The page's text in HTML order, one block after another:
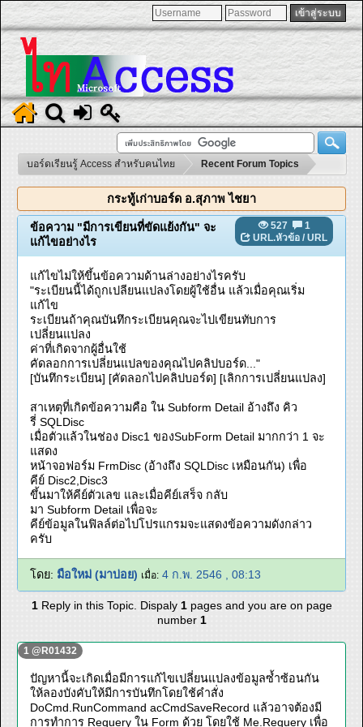
บอร์ดเรียนรู้ Access สำหรับคนไทย Recent Forum Topics
กระทู้เก่าบอร์ด อ.สุภาพ ไชยา
527
1
URL.หัวข้อ / URL
ข้อความ "มีการเขียนที่ขัดแย้งกัน" จะ
แก้ไขอย่างไร
แก้ไขไม่ให้ขึ้นข้อความด้านล่างอย่างไรครับ
"ระเบียนนี้ได้ถูกเปลียนแปลงโดยผู้ใช้อื่น แล้วเมื่อคุณเริ่ม
แก้ไข
ระเบียนถ้าคุณบันทึกระเบียนคุณจะไปเขียนทับการ
เปลี่ยนแปลง
ค่าที่เกิดจากผู้อื่นใช้
คัดลอกการเปลี่ยนแปลของคุณไปคลิปบอร์ด..."
[บันทึกระเบียน] [คัดลอกไปคลิปบอร์ด] [เลิกการเปลี่ยนแปลง]
สาเหตุที่เกิดข้อความคือ ใน Subform Detail อ้างถึง คิว
รี่ SQLDisc
เมื่อตัวแล้วในช่อง Disc1 ของSubForm Detail มากกว่า 1 จะ
แสดง
หน้าจอฟอร์ม FrmDisc (อ้างถึง SQLDisc เหมือนกัน) เพื่อ
คีย์ Disc2,Disc3
ขึ้นมาให้คีย์ตัวเลข และเมื่อคีย์เสร็จ กลับ
มา Subform Detail เพื่อจะ
คีย์ข้อมูลในฟิลล์ต่อไปโปรแกรมจะแสดงข้อความดังกล่าว
ครับ
โดย: มือใหม่ (มาบ่อย) เมื่อ: 4 ก.พ. 2546 , 08:13
1Reply in this Topic. Dispaly 1 pages and you are on page
number 1
1 @R01432
ปัญหานี้จะเกิดเมื่อมีการแก้ไขเปลี่ยนแปลงข้อมูลซ้ำซ้อนกัน
ให้ลองบังคับให้มีการบันทึกโดยใช้คำสั่ง
DoCmd.RunCommand acCmdSaveRecord แล้วอาจต้องมี
การทำการ Requery ใน Form ด้วย โดยใช้ Me.Requery เพื่อ